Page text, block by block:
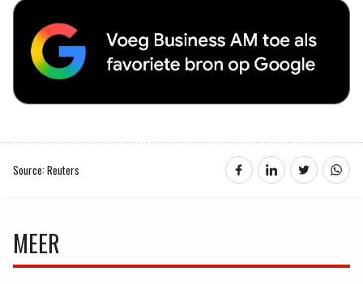
Source: Reuters
MEER